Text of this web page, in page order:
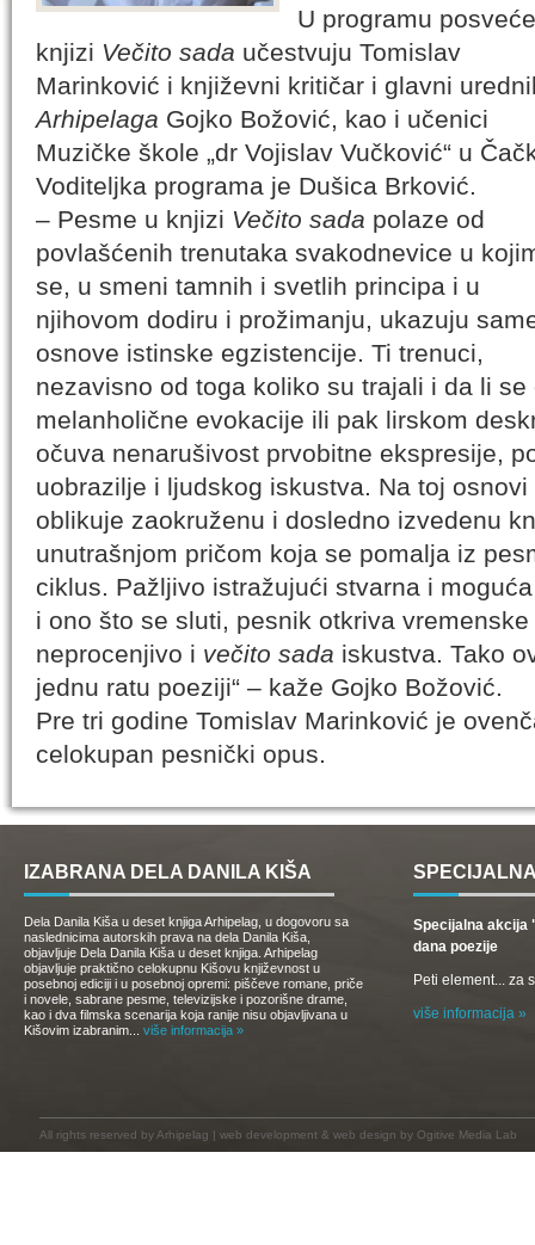
U programu
knjizi Večito sada učestvuju Tomislav
Marinković i književni kritičar i glavni
Arhipelaga Gojko Božović, kao i učenici
Muzičke škole „dr Vojislav Vučković“ u
Voditeljka programa je Dušica Brković.
– Pesme u knjizi Večito sada polaze od
povlašćenih trenutaka svakodnevice u
se, u smeni tamnih i svetlih principa i u
njihovom dodiru i prožimanju, ukazuju
osnove istinske egzistencije. Ti trenuci,
nezavisno od toga koliko su trajali i da li
melanholične evokacije ili pak lirskom
očuva nenarušivost prvobitne ekspresije,
uobrazilje i ljudskog iskustva. Na toj
oblikuje zaokruženu i dosledno izvedenu
unutrašnjom pričom koja se pomalja iz
ciklus. Pažljivo istražujući stvarna i
i ono što se sluti, pesnik otkriva
neprocenjivo i večito sada iskustva. Tako
jednu ratu poeziji“ – kaže Gojko Božović.
Pre tri godine Tomislav Marinković je
celokupan pesnički opus.
IZABRANA DELA DANILA KIŠA
Dela Danila Kiša u deset knjiga Arhipelag, u dogovoru sa
naslednicima autorskih prava na dela Danila Kiša,
objavljuje Dela Danila Kiša u deset knjiga. Arhipelag
objavljuje praktično celokupnu Kišovu književnost u
posebnoj ediciji i u posebnoj opremi: piščeve romane, priče
i novele, sabrane pesme, televizijske i pozorišne drame,
kao i dva filmska scenarija koja ranije nisu objavljivana u
Kišovim izabranim... više informacija »
Specijalna akcija
dana poezije
Peti element... za
više informacija »
All rights reserved by Arhipelag | web development & web design by Ogitive Media Lab